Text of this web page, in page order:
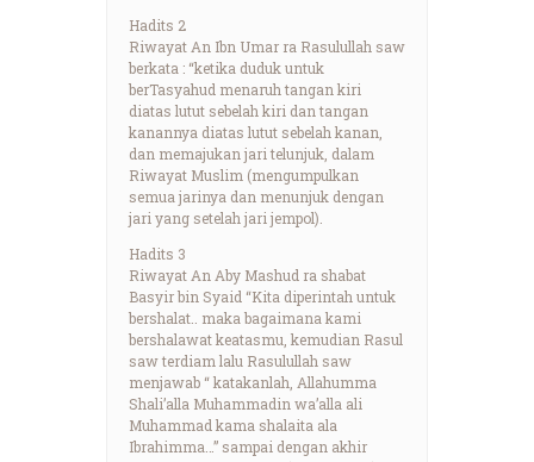
Hadits 2
Riwayat An Ibn Umar ra Rasulullah saw
berkata : “ketika duduk untuk
berTasyahud menaruh tangan kiri
diatas lutut sebelah kiri dan tangan
kanannya diatas lutut sebelah kanan,
dan memajukan jari telunjuk, dalam
Riwayat Muslim (mengumpulkan
semua jarinya dan menunjuk dengan
jari yang setelah jari jempol).
Hadits 3
Riwayat An Aby Mashud ra shabat
Basyir bin Syaid “Kita diperintah untuk
bershalat.. maka bagaimana kami
bershalawat keatasmu, kemudian Rasul
saw terdiam lalu Rasulullah saw
menjawab “ katakanlah, Allahumma
Shali’alla Muhammadin wa’alla ali
Muhammad kama shalaita ala
Ibrahimma…” sampai dengan akhir